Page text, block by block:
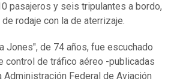
pasajeros y seis tripulantes a bordo,
rodaje con la de aterrizaje.
Jones", de 74 años, fue escuchado
control de tráfico aéreo -publicadas
Federal de Aviación